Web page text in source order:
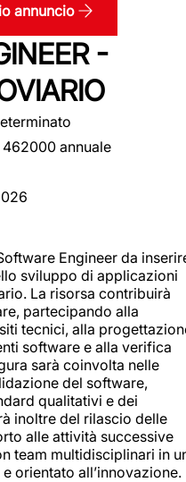
annuncio
-
annuale
Engineer da
sviluppo di applicazioni
La risorsa contribuirà
partecipando alla
tecnici, alla
software e alla verifica
sarà coinvolta nelle
del software,
qualitativi e dei
inoltre del rilascio delle
alle attività successive
team multidisciplinari in
orientato all’innovazione.